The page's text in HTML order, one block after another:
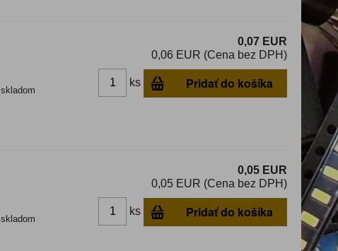
skladom
0,07 EUR
0,06 EUR (Cena bez DPH)
ks Pridať do košíka
skladom
0,05 EUR
0,05 EUR (Cena bez DPH)
ks Pridať do košíka